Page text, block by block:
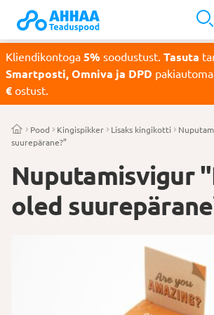
Kliendikontoga 5% soodustust. Tasuta
Smartposti, Omniva ja DPD
€ ostust.
Pood Kingispikker Lisaks kingikotti
suurepärane?”
Nuputamisvigur
oled